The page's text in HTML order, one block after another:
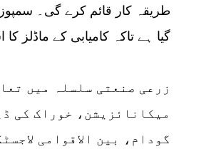
طریقہ کار قائم کرے گی۔
گیا ہے تاکہ کامیابی کے ماڈلز
زرعی صنعتی سلسلہ میں
میکانائزیشن، خوراک کی
گودام، بین الاقوامی